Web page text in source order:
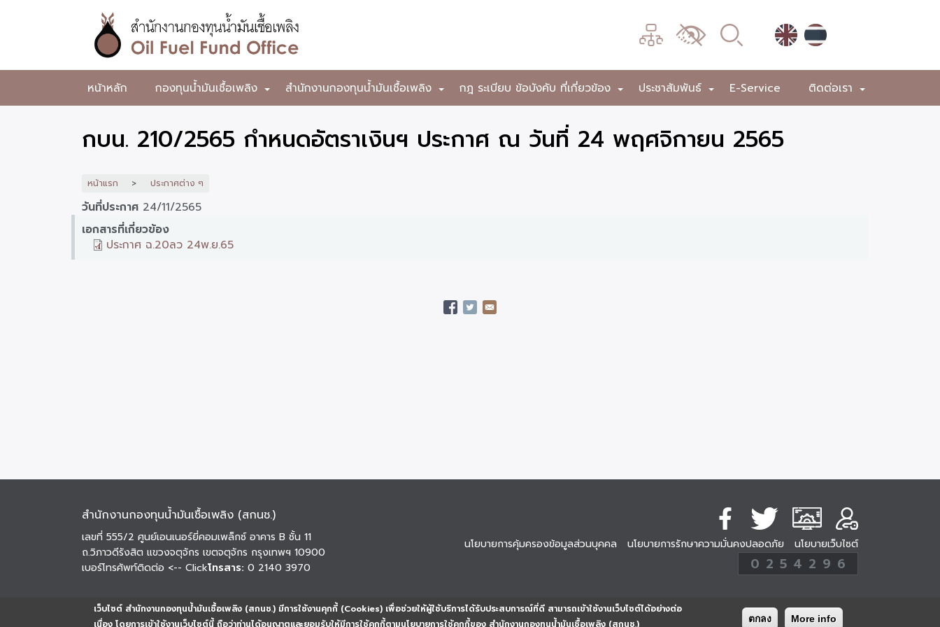
เว็บไซต์ สำนักงานกองทุนน้ำมันเชื้อเพลิง (สกนช.) มีการใช้งานคุกกี้ (Cookies) เพื่อช่วยให้ผู้ใช้บริการได้รับประสบการณ์ที่ดี สามารถเข้าใช้งานเว็บไซต์ได้อย่างต่อ
เนื่อง โดยการเข้าใช้งานเว็บไซต์นี้ ถือว่าท่านได้อนุญาตและยอมรับให้มีการใช้คุกกี้ตามนโยบายการใช้คุกกี้ของ สำนักงานกองทุนน้ำมันเชื้อเพลิง (สกนช.)
ตกลง More info
หลัก
สำนักงาน
กองทุน
น้ำมัน
เพลิง
เมนู
เปลี่ยน
ผล
หน้าหลัก +
กองทุนน้ำมันเชื้อเพลิง +
สำนักงานกองทุนน้ำมันเชื้อเพลิง +
กฎ ระเบียบ ข้อบังคับ ที่เกี่ยวข้อง +
ประชาสัมพันธ์ E-Service +
ติดต่อเรา
กบน. 210/2565 กำหนดอัตราเงินฯ ประกาศ ณ วันที่ 24 พฤศจิกายน 2565
หน้าแรก ประกาศต่าง ๆ
วันที่ประกาศ 24/11/2565
เอกสารที่เกี่ยวข้อง
ประกาศ ฉ.20ลว 24พ.ย.65
สำนักงานกองทุนน้ำมันเชื้อเพลิง (สกนช.)
เลขที่ 555/2 ศูนย์เอนเนอร์ยี่คอมเพล็กซ์ อาคาร B ชั้น 11
ถ.วิภาวดีรังสิต แขวงจตุจักร เขตจตุจักร กรุงเทพฯ 10900
เบอร์โทรศัพท์ติดต่อ <-- Clickโทรสาร: 0 2140 3970
นโยบายการคุ้มครองข้อมูลส่วนบุคคล นโยบายการรักษาความมั่นคงปลอดภัย นโยบายเว็บไซต์
254296
ครั้ง
0 2 5 4 2 9 6